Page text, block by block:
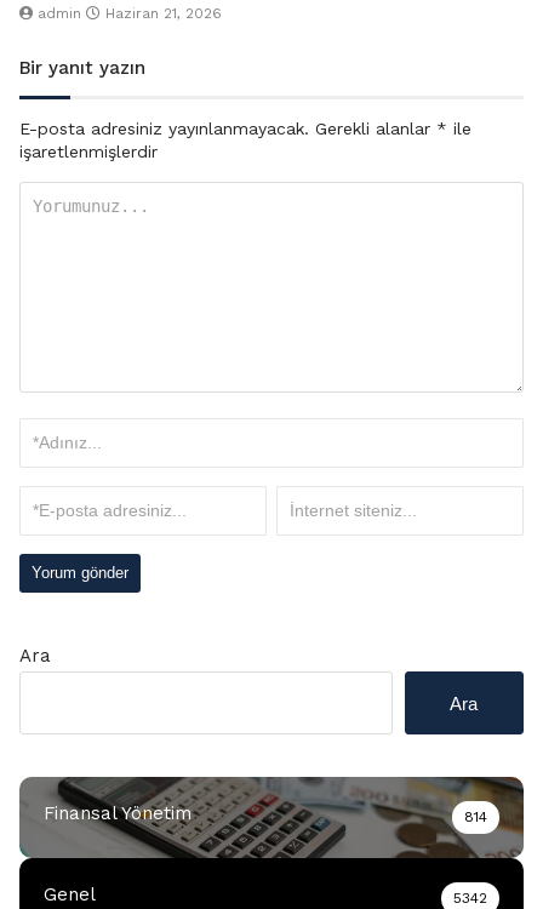
admin Haziran 21, 2026
Bir yanıt yazın
E-posta adresiniz yayınlanmayacak. Gerekli alanlar * ile
işaretlenmişlerdir
Ara
Ara
Finansal Yönetim 814
Genel 5342